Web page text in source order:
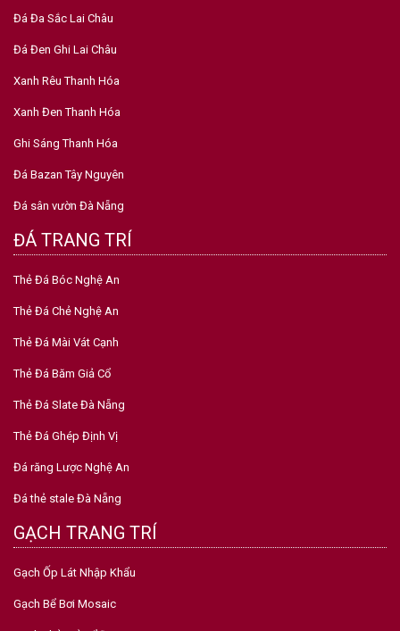
Đá Đa Sắc Lai Châu
Đá Đen Ghi Lai Châu
Xanh Rêu Thanh Hóa
Xanh Đen Thanh Hóa
Ghi Sáng Thanh Hóa
Đá Bazan Tây Nguyên
Đá sân vườn Đà Nẵng
ĐÁ TRANG TRÍ
Thẻ Đá Bóc Nghệ An
Thẻ Đá Chẻ Nghệ An
Thẻ Đá Mài Vát Cạnh
Thẻ Đá Băm Giả Cổ
Thẻ Đá Slate Đà Nẵng
Thẻ Đá Ghép Định Vị
Đá răng Lược Nghệ An
Đá thẻ stale Đà Nẵng
GẠCH TRANG TRÍ
Gạch Ốp Lát Nhập Khẩu
Gạch Bể Bơi Mosaic